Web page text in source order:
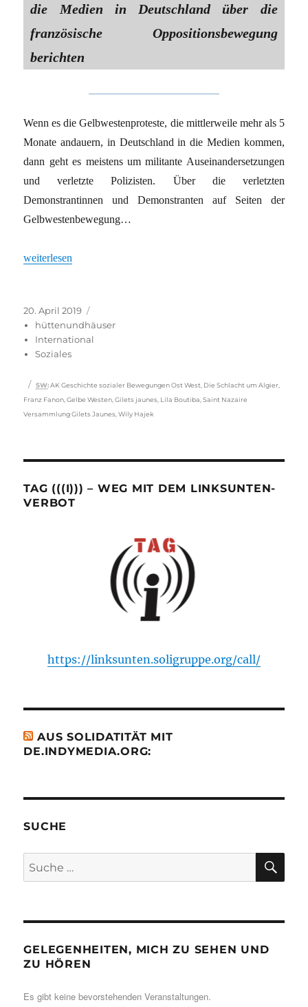
die Medien in Deutschland über die
französische Oppositionsbewegung
berichten
Wenn es die Gelbwestenproteste, die mittlerweile mehr als 5
Monate andauern, in Deutschland in die Medien kommen,
dann geht es meistens um militante Auseinandersetzungen
und verletzte Polizisten. Über die verletzten
Demonstrantinnen und Demonstranten auf Seiten der
Gelbwestenbewegung…
„Das Schweigen über die Ziele der Gelbwesten und die
weiterlesen
Veröffentlicht
am
20. April 2019
hüttenundhäuser
International
Soziales
Schlagwörter
SW: AK Geschichte sozialer Bewegungen Ost West Die Schlacht um Algier
Franz Fanon ,Gelbe Westen ,Gilets jaunes Lila Boutiba ,Saint Nazaire
Versammlung Gilets Jaunes ,Wily Hajek
TAG (((I))) – WEG MIT DEM LINKSUNTEN-
VERBOT
https://linksunten.soligruppe.org/call/
AUS SOLIDATITÄT MIT
DE.INDYMEDIA.ORG:
SUCHE
Suche
nach:
GELEGENHEITEN, MICH ZU SEHEN UND
ZU HÖREN
Es gibt keine bevorstehenden Veranstaltungen.